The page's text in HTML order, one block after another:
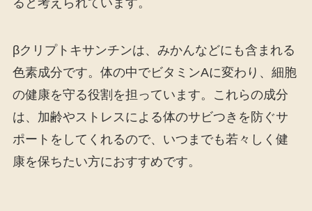
βクリプトキサンチンは、みかんなどにも含まれる
色素成分です。体の中でビタミンAに変わり、細胞
の健康を守る役割を担っています。これらの成分
は、加齢やストレスによる体のサビつきを防ぐサ
ポートをしてくれるので、いつまでも若々しく健
康を保ちたい方におすすめです。